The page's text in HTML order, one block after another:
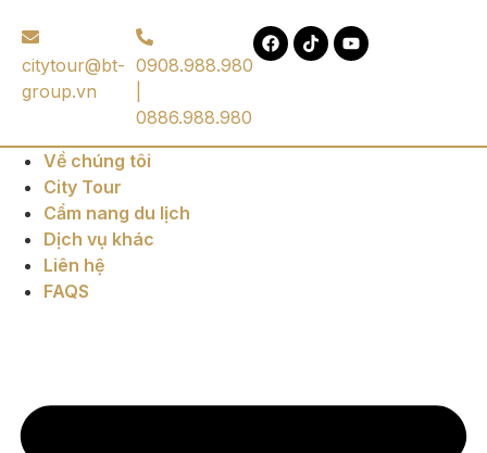
citytour@bt-
group.vn
0908.988.980
0886.988.980
Về chúng tôi
City Tour
Cẩm nang du lịch
Dịch vụ khác
Liên hệ
FAQS